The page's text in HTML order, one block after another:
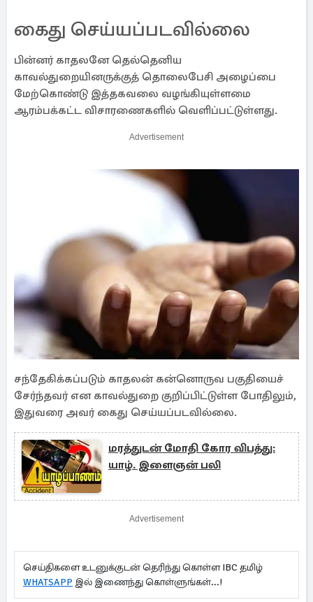
கைது செய்யப்படவில்லை
பின்னர் காதலனே தெல்தெனிய
காவல்துறையினருக்குத் தொலைபேசி அழைப்பை
மேற்கொண்டு இத்தகவலை வழங்கியுள்ளமை
ஆரம்பக்கட்ட விசாரணைகளில் வெளிப்பட்டுள்ளது.
Advertisement
சந்தேகிக்கப்படும் காதலன் கன்னொருவ பகுதியைச்
சேர்ந்தவர் என காவல்துறை குறிப்பிட்டுள்ள போதிலும்,
இதுவரை அவர் கைது செய்யப்படவில்லை.
மரத்துடன் மோதி கோர விபத்து:
யாழ். இளைஞன் பலி
Advertisement
செய்திகளை உடனுக்குடன் தெரிந்து கொள்ள IBC தமிழ்
WHATSAPP இல் இணைந்து கொள்ளுங்கள்...!